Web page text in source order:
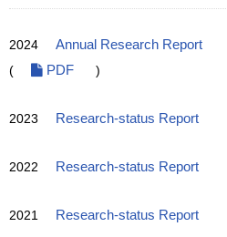
2024 Annual Research Report
(
PDF )
2023 Research-status Report
2022 Research-status Report
2021 Research-status Report